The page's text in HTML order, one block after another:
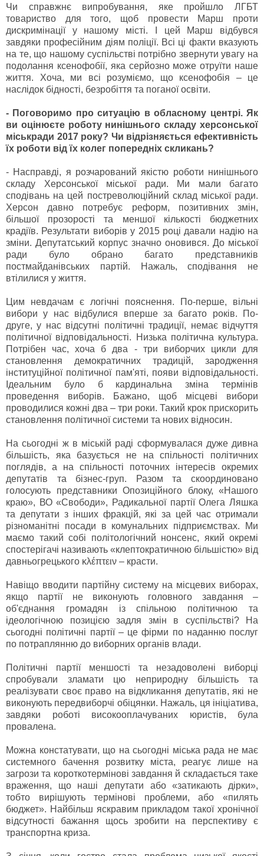
Чи справжнє випробування, яке пройшло ЛГБТ
товариство для того, щоб провести Марш проти
дискримінації у нашому місті. І цей Марш відбувся
завдяки професійним діям поліції. Всі ці факти вказують
на те, що нашому суспільстві потрібно звернути увагу на
подолання ксенофобії, яка серйозно може отруїти наше
життя. Хоча, ми всі розуміємо, що ксенофобія – це
наслідок бідності, безробіття та поганої освіти.
- Поговоримо про ситуацію в обласному центрі. Як
ви оцінюєте роботу нинішнього складу херсонської
міськради 2017 року? Чи відрізняється ефективність
їх роботи від їх колег попередніх скликань?
- Насправді, я розчарований якістю роботи нинішнього
складу Херсонської міської ради. Ми мали багато
сподівань на цей постреволюційний склад міської ради.
Херсон давно потребує реформ, позитивних змін,
більшої прозорості та меншої кількості бюджетних
крадіїв. Результати виборів у 2015 році давали надію на
зміни. Депутатський корпус значно оновився. До міської
ради було обрано багато представників
постмайданівських партій. Нажаль, сподівання не
втілилися у життя.
Цим невдачам є логічні пояснення. По-перше, вільні
вибори у нас відбулися вперше за багато років. По-
друге, у нас відсутні політичні традиції, немає відчуття
політичної відповідальності. Низька політична культура.
Потрібен час, хоча б два - три виборчих цикли для
становлення демократичних традицій, зародження
інституційної політичної пам'яті, появи відповідальності.
Ідеальним було б кардинальна зміна термінів
проведення виборів. Бажано, щоб місцеві вибори
проводилися кожні два – три роки. Такий крок прискорить
становлення політичної системи та нових відносин.
На сьогодні ж в міській раді сформувалася дуже дивна
більшість, яка базується не на спільності політичних
поглядів, а на спільності поточних інтересів окремих
депутатів та бізнес-груп. Разом та скоординовано
голосують представники Опозиційного блоку, «Нашого
краю», ВО «Свободи», Радикальної партії Олега Ляшка
та депутати з інших фракцій, які за цей час отримали
різноманітні посади в комунальних підприємствах. Ми
маємо такий собі політологічний нонсенс, який окремі
спостерігачі називають «клептократичною більшістю» від
давньогрецького κλέπτειν – красти.
Навіщо вводити партійну систему на місцевих виборах,
якщо партії не виконують головного завдання –
об'єднання громадян із спільною політичною та
ідеологічною позицією задля змін в суспільстві? На
сьогодні політичні партії – це фірми по наданню послуг
по потраплянню до виборних органів влади.
Політичні партії меншості та незадоволені виборці
спробували зламати цю неприродну більшість та
реалізувати своє право на відкликання депутатів, які не
виконують передвиборчі обіцянки. Нажаль, ця ініціатива,
завдяки роботі високооплачуваних юристів, була
провалена.
Можна констатувати, що на сьогодні міська рада не має
системного бачення розвитку міста, реагує лише на
загрози та короткотермінові завдання й складається таке
враження, що наші депутати або «затикають дірки»,
тобто вирішують термінові проблеми, або «пилять
бюджет». Найбільш яскравим прикладом такої хронічної
відсутності бажання щось зробити на перспективу є
транспортна криза.